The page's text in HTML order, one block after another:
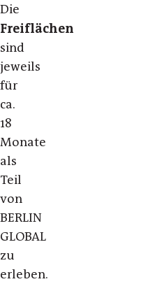
Die
Freiflächen
sind
jeweils
für
ca.
18
Monate
als
Teil
von
BERLIN
GLOBAL
zu
erleben.